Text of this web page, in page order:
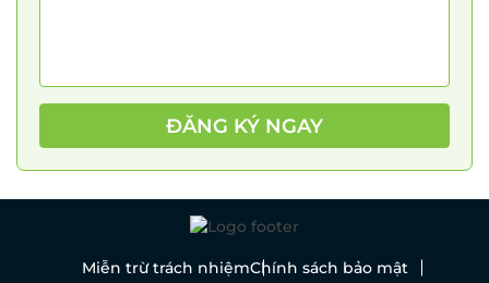
ĐĂNG KÝ NGAY
Miễn trừ trách nhiệmChính sách bảo mật